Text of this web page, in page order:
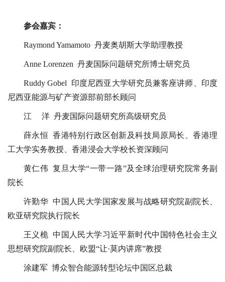
参会嘉宾：
Raymond Yamamoto 丹麦奥胡斯大学助理教授
Anne Lorenzen 丹麦国际问题研究所博士研究员
Ruddy Gobel 印度尼西亚大学研究员兼客座讲师、印度
尼西亚能源与矿产资源部前部长顾问
江 洋 丹麦国际问题研究所高级研究员
薛永恒 香港特别行政区创新及科技局原局长、香港理
工大学实务教授、香港浸会大学校长资深顾问
黄仁伟 复旦大学“一带一路”及全球治理研究院常务副
院长
许勤华 中国人民大学国家发展与战略研究院副院长、
欧亚研究院执行院长
王义桅 中国人民大学习近平新时代中国特色社会主义
思想研究院副院长、欧盟“让·莫内讲席”教授
涂建军 博众智合能源转型论坛中国区总裁